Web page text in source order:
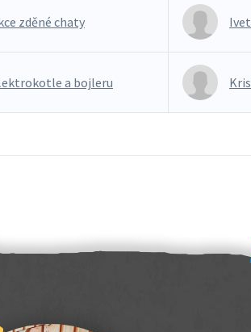
zděné chaty
a bojleru